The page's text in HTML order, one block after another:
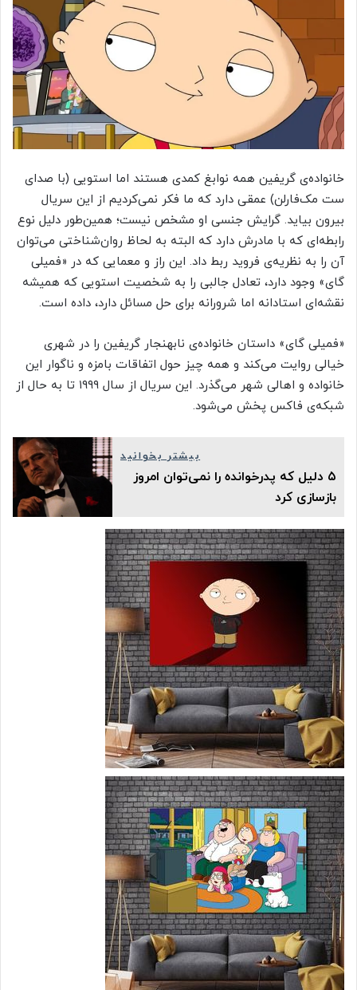
خانواده‌ی گریفین همه نوابغ کمدی هستند اما استویی (با صدای
ست مک‌فارلن) عمقی دارد که ما فکر نمی‌کردیم از این سریال
بیرون بیاید. گرایش جنسی او مشخص نیست؛ همین‌طور دلیل نوع
رابطه‌ای که با مادرش دارد که البته به لحاظ روان‌شناختی می‌توان
آن را به نظریه‌ی فروید ربط داد. این راز و معمایی که در «فمیلی
گای» وجود دارد، تعادل جالبی را به شخصیت استویی که همیشه
نقشه‌ای استادانه اما شرورانه برای حل مسائل دارد، داده است.
«فمیلی گای» داستان خانواده‌ی نابهنجار گریفین را در شهری
خیالی روایت می‌کند و همه چیز حول اتفاقات بامزه و ناگوار این
خانواده و اهالی شهر می‌گذرد. این سریال از سال ۱۹۹۹ تا به حال از
شبکه‌ی فاکس پخش می‌شود.
بیشتر بخوانید
۵ دلیل که پدرخوانده را نمی‌توان امروز
بازسازی کرد